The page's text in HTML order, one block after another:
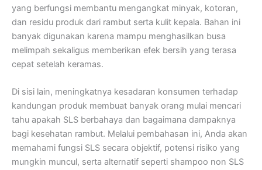
yang berfungsi membantu mengangkat minyak, kotoran,
dan residu produk dari rambut serta kulit kepala. Bahan ini
banyak digunakan karena mampu menghasilkan busa
melimpah sekaligus memberikan efek bersih yang terasa
cepat setelah keramas.
Di sisi lain, meningkatnya kesadaran konsumen terhadap
kandungan produk membuat banyak orang mulai mencari
tahu apakah SLS berbahaya dan bagaimana dampaknya
bagi kesehatan rambut. Melalui pembahasan ini, Anda akan
memahami fungsi SLS secara objektif, potensi risiko yang
mungkin muncul, serta alternatif seperti shampoo non SLS